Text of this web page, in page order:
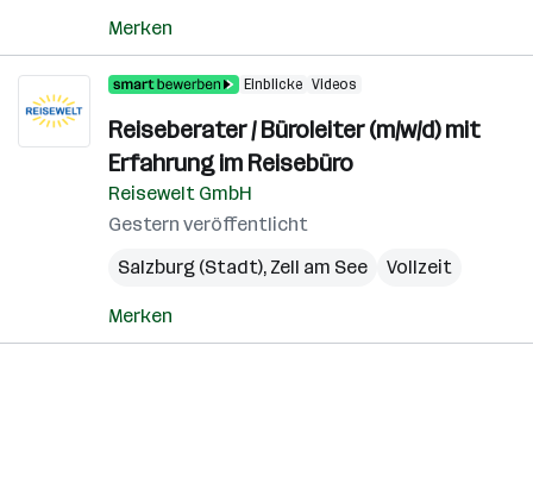
Merken
Einblicke Videos
Reiseberater / Büroleiter (m/w/d) mit
Erfahrung im Reisebüro
Reisewelt GmbH
Gestern veröffentlicht
Salzburg (Stadt), Zell am See Vollzeit
Merken